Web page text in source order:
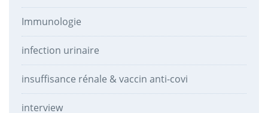
Immunologie
infection urinaire
insuffisance rénale & vaccin anti-covi
interview